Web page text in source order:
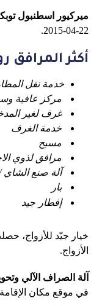
ميركيور اسطنبول
22-04-2015.
أكثر المرافق
خدمة نقل
مركز عافية
غرف لغير
خدمة الغرف
مسبح
مرافق لذوي
آلة صنع الشاي
بار
إفطار جيد
الأزواج.
آلة الصراف الآلي
في موقع مكان